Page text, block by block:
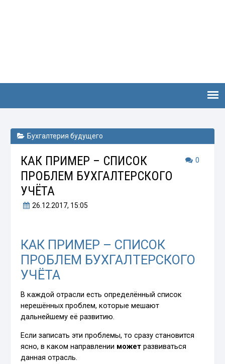
Бухгалтерия будущего
0
КАК ПРИМЕР – СПИСОК
ПРОБЛЕМ БУХГАЛТЕРСКОГО
УЧЁТА
26.12.2017, 15:05
КАК ПРИМЕР – СПИСОК
ПРОБЛЕМ БУХГАЛТЕРСКОГО
УЧЁТА
В каждой отрасли есть определённый список
нерешённых проблем, которые мешают
дальнейшему её развитию.
Если записать эти проблемы, то сразу становится
ясно, в каком направлении можетразвиваться
данная отрасль.